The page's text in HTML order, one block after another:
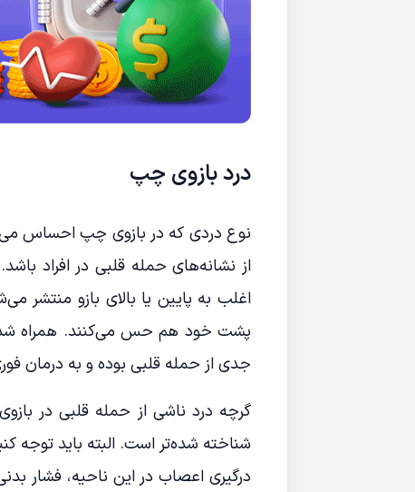
درد بازوی چپ
نوع دردی که در بازوی چپ احساس
از نشانه‌های حمله قلبی در افراد
اغلب به پایین یا بالای بازو منتشر
پشت خود هم حس می‌کنند. همراه
جدی از حمله قلبی بوده و به درمان
گرچه درد ناشی از حمله قلبی در
شناخته شده‌تر است. البته باید
درگیری اعصاب در این ناحیه، فشار